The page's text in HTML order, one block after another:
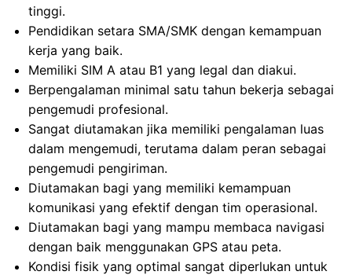
tinggi.
Pendidikan setara SMA/SMK dengan kemampuan
kerja yang baik.
Memiliki SIM A atau B1 yang legal dan diakui.
Berpengalaman minimal satu tahun bekerja sebagai
pengemudi profesional.
Sangat diutamakan jika memiliki pengalaman luas
dalam mengemudi, terutama dalam peran sebagai
pengemudi pengiriman.
Diutamakan bagi yang memiliki kemampuan
komunikasi yang efektif dengan tim operasional.
Diutamakan bagi yang mampu membaca navigasi
dengan baik menggunakan GPS atau peta.
Kondisi fisik yang optimal sangat diperlukan untuk